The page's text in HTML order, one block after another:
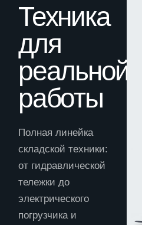
Техника
для
реальной
работы
Полная линейка
складской техники:
от гидравлической
тележки до
электрического
погрузчика и